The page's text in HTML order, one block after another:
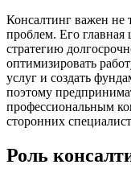
Консалтинг важен не
проблем. Его главная
стратегию
оптимизировать
услуг и создать
поэтому
профессиональным
сторонних
Роль